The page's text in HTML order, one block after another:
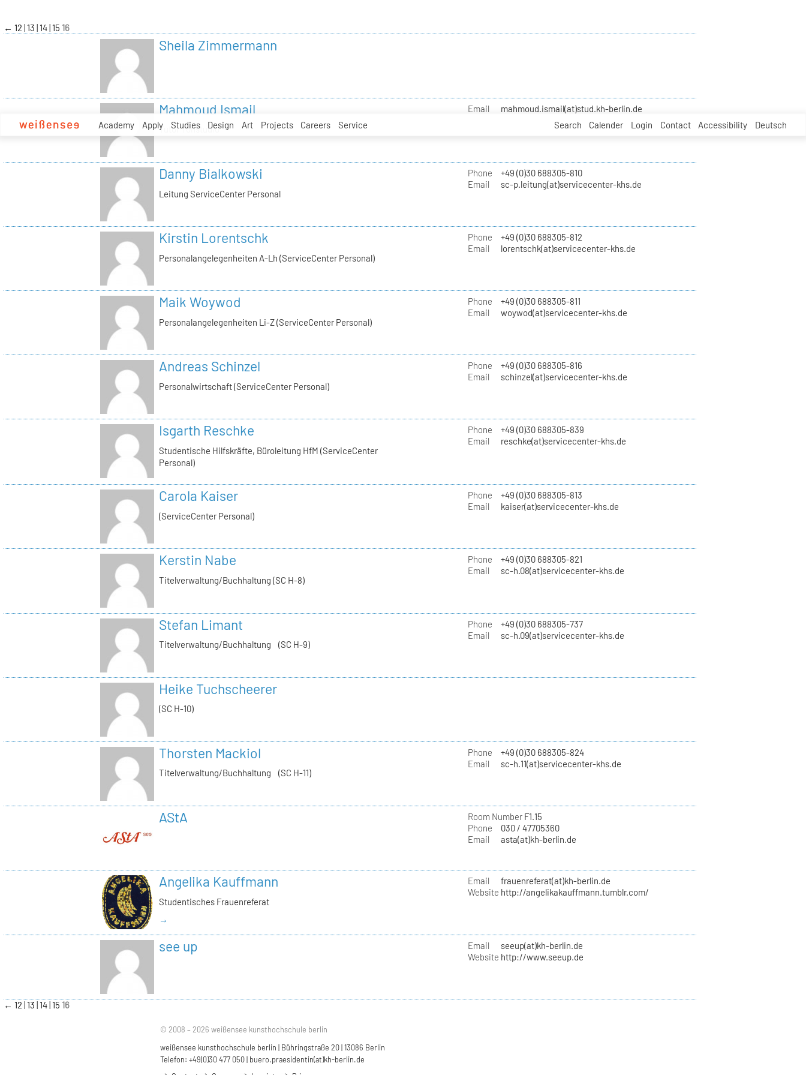
Academy Apply Studies Design Art Projects Careers Service Search Calender Login Contact Accessibility Deutsch
← 12 13 14 15 16
Sheila Zimmermann
Mahmoud Ismail
Tutor Tonstudio
Email mahmoud.ismail(at)stud.kh-berlin.de
Danny Bialkowski
Leitung ServiceCenter Personal
Phone
+49 (0)30 688305-810
Email
sc-p.leitung(at)servicecenter-khs.de
Kirstin Lorentschk
Personalangelegenheiten A-Lh (ServiceCenter Personal)
Phone
+49 (0)30 688305-812
Email
lorentschk(at)servicecenter-khs.de
Maik Woywod
Personalangelegenheiten Li-Z (ServiceCenter Personal)
Phone
+49 (0)30 688305-811
Email
woywod(at)servicecenter-khs.de
Andreas Schinzel
Personalwirtschaft (ServiceCenter Personal)
Phone
+49 (0)30 688305-816
Email
schinzel(at)servicecenter-khs.de
Isgarth Reschke
Studentische Hilfskräfte, Büroleitung HfM (ServiceCenter
Personal)
Phone
+49 (0)30 688305-839
Email
reschke(at)servicecenter-khs.de
Carola Kaiser
(ServiceCenter Personal)
Phone
+49 (0)30 688305-813
Email
kaiser(at)servicecenter-khs.de
Kerstin Nabe
Titelverwaltung/Buchhaltung (SC H-8)
Phone
+49 (0)30 688305-821
Email
sc-h.08(at)servicecenter-khs.de
Stefan Limant
Titelverwaltung/Buchhaltung (SC H-9)
Phone
+49 (0)30 688305-737
Email
sc-h.09(at)servicecenter-khs.de
Heike Tuchscheerer
(SC H-10)
Thorsten Mackiol
Titelverwaltung/Buchhaltung (SC H-11)
Phone
+49 (0)30 688305-824
Email
sc-h.11(at)servicecenter-khs.de
AStA Room NumberF1.15
Phone
030 / 47705360
Email
asta(at)kh-berlin.de
Angelika Kauffmann
Studentisches Frauenreferat
→
Email
frauenreferat(at)kh-berlin.de
Website http://angelikakauffmann.tumblr.com/
see up Email
seeup(at)kh-berlin.de
Website http://www.seeup.de
← 12 13 14 15 16
© 2008 – 2026 weißensee kunsthochschule berlin
weißensee kunsthochschule berlin | Bühringstraße 20 | 13086 Berlin
Telefon: +49(0)30 477 050 | buero.praesidentin(at)kh-berlin.de